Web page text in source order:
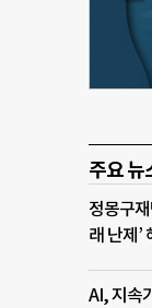
주요 뉴
정몽구
래 난제’
AI, 지속